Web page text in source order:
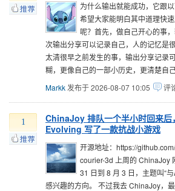
为什么输出就能成功，它跟
希望大家能明白其中道理快
呢？首先，做自己开心的事
次输出分享可以记录自己，人的记忆是
太清很早之前发生的事，输出分享记录
糊，更像自己的一部小历史，更清楚自
Markk 发布于 2026-08-07 10:05 评
1
ChinaJoy 排队一个半小时回来
Evolving 写了一款抗战小游戏
开源地址：https://
courier-3d 上周的 ChinaJoy
31 日到 8 月 3 日，主题叫“
感兴趣的方向。 不过我去 ChinaJoy，